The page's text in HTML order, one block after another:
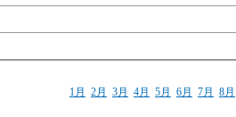
1月 2月 3月 4月 5月 6月 7月 8月